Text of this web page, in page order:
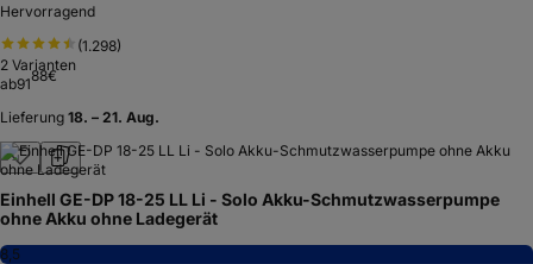
Hervorragend
(1.298)
2 Varianten
ab9188€
Lieferung 18. – 21. Aug.
Einhell GE-DP 18-25 LL Li - Solo Akku-Schmutzwasserpumpe
ohne Akku ohne Ladegerät
8,5